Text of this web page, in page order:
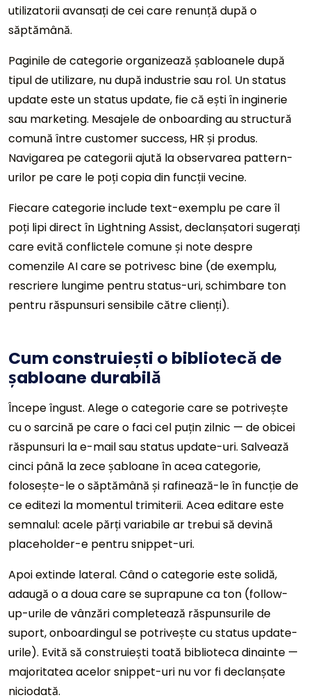
utilizatorii avansați de cei care renunță după o
săptămână.
Paginile de categorie organizează șabloanele după
tipul de utilizare, nu după industrie sau rol. Un status
update este un status update, fie că ești în inginerie
sau marketing. Mesajele de onboarding au structură
comună între customer success, HR și produs.
Navigarea pe categorii ajută la observarea pattern-
urilor pe care le poți copia din funcții vecine.
Fiecare categorie include text-exemplu pe care îl
poți lipi direct în Lightning Assist, declanșatori sugerați
care evită conflictele comune și note despre
comenzile AI care se potrivesc bine (de exemplu,
rescriere lungime pentru status-uri, schimbare ton
pentru răspunsuri sensibile către clienți).
Cum construiești o bibliotecă de
șabloane durabilă
Începe îngust. Alege o categorie care se potrivește
cu o sarcină pe care o faci cel puțin zilnic — de obicei
răspunsuri la e-mail sau status update-uri. Salvează
cinci până la zece șabloane în acea categorie,
folosește-le o săptămână și rafinează-le în funcție de
ce editezi la momentul trimiterii. Acea editare este
semnalul: acele părți variabile ar trebui să devină
placeholder-e pentru snippet-uri.
Apoi extinde lateral. Când o categorie este solidă,
adaugă o a doua care se suprapune ca ton (follow-
up-urile de vânzări completează răspunsurile de
suport, onboardingul se potrivește cu status update-
urile). Evită să construiești toată biblioteca dinainte —
majoritatea acelor snippet-uri nu vor fi declanșate
niciodată.